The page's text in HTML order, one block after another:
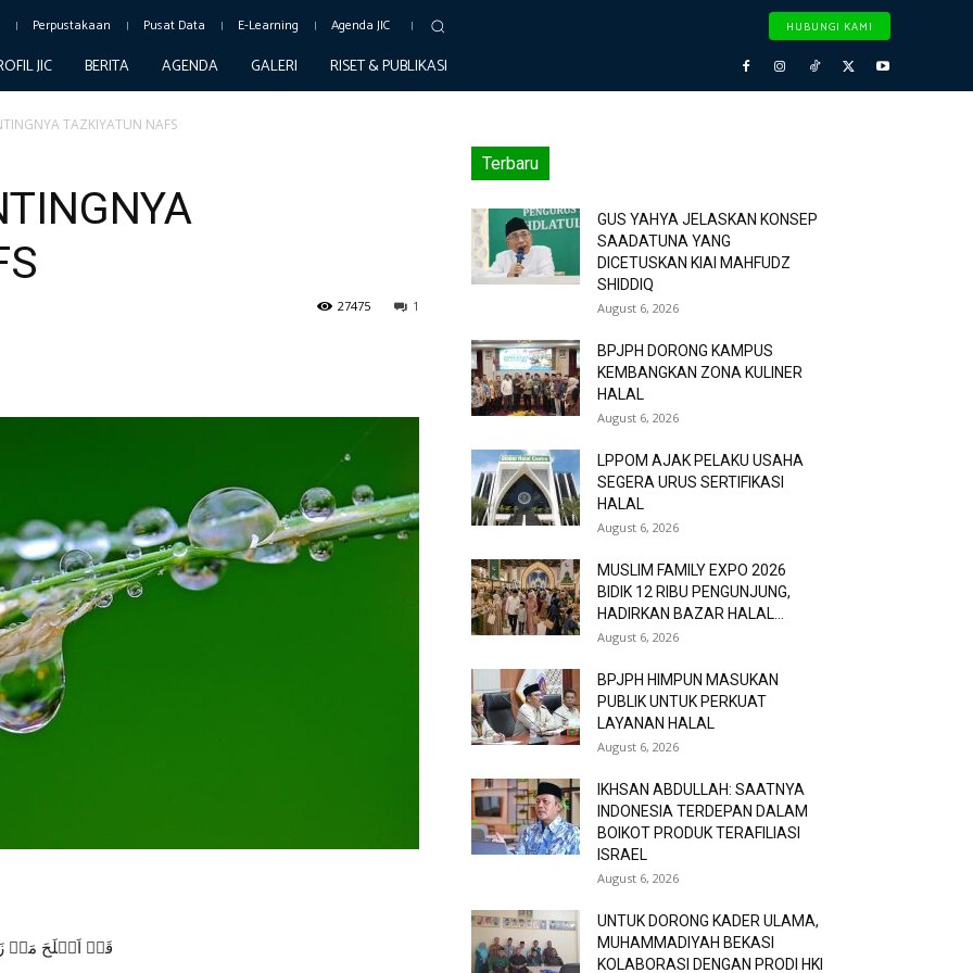
Perpustakaan Pusat Data E-Learning Agenda JIC HUBUNGI KAMI
JIC BERITA AGENDA GALERI RISET & PUBLIKASI
TAZKIYATUN NAFS
1
27475
قَدۡ اَفۡلَحَ مَنۡ
Terbaru
GUS YAHYA JELASKAN KONSEP
SAADATUNA YANG
DICETUSKAN KIAI MAHFUDZ
SHIDDIQ
August 6, 2026
BPJPH DORONG KAMPUS
KEMBANGKAN ZONA KULINER
HALAL
August 6, 2026
LPPOM AJAK PELAKU USAHA
SEGERA URUS SERTIFIKASI
HALAL
August 6, 2026
MUSLIM FAMILY EXPO 2026
BIDIK 12 RIBU PENGUNJUNG,
HADIRKAN BAZAR HALAL...
August 6, 2026
BPJPH HIMPUN MASUKAN
PUBLIK UNTUK PERKUAT
LAYANAN HALAL
August 6, 2026
IKHSAN ABDULLAH: SAATNYA
INDONESIA TERDEPAN DALAM
BOIKOT PRODUK TERAFILIASI
ISRAEL
August 6, 2026
UNTUK DORONG KADER ULAMA,
MUHAMMADIYAH BEKASI
KOLABORASI DENGAN PRODI HKI